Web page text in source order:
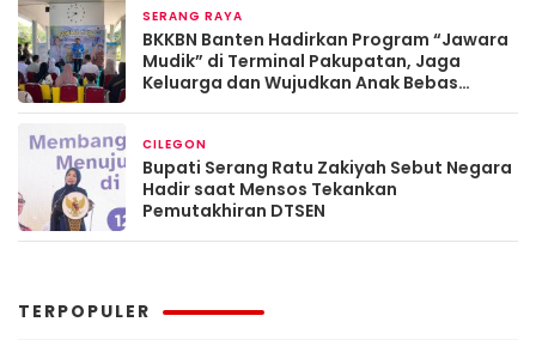
SERANG RAYA
BKKBN Banten Hadirkan Program “Jawara
Mudik” di Terminal Pakupatan, Jaga
Keluarga dan Wujudkan Anak Bebas
CILEGON
Bupati Serang Ratu Zakiyah Sebut Negara
Hadir saat Mensos Tekankan
Pemutakhiran DTSEN
TERPOPULER